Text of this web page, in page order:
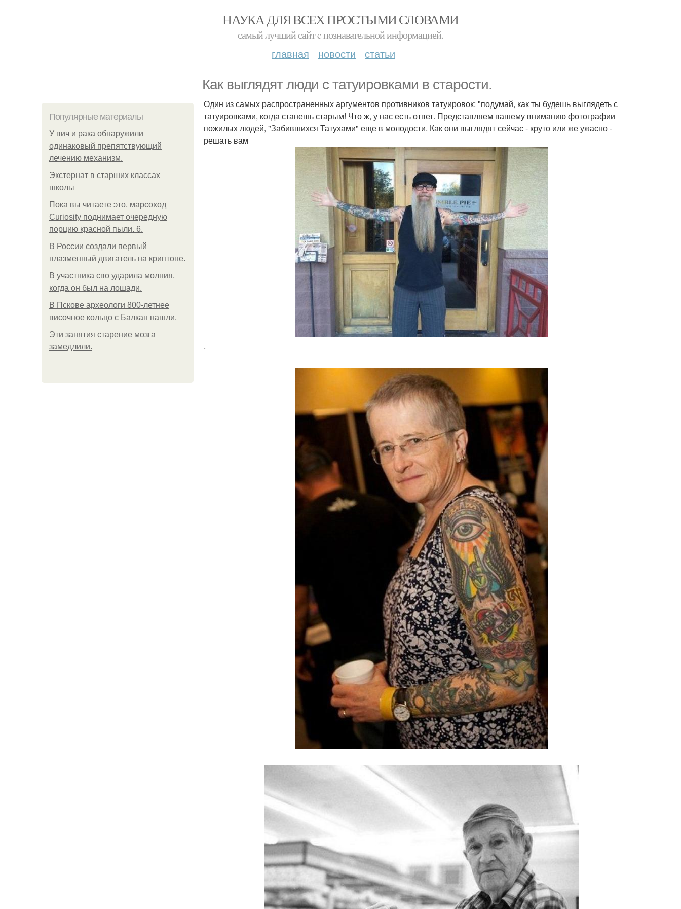
НАУКА ДЛЯ ВСЕХ ПРОСТЫМИ СЛОВАМИ
самый лучший сайт c познавательной информацией.
главная новости статьи
Как выглядят люди с татуировками в старости.
Популярные материалы
У вич и рака обнаружили
одинаковый препятствующий
лечению механизм.
Экстернат в старших классах
школы
Пока вы читаете это, марсоход
Curiosity поднимает очередную
порцию красной пыли. 6.
В России создали первый
плазменный двигатель на криптоне.
В участника сво ударила молния,
когда он был на лошади.
В Пскове археологи 800-летнее
височное кольцо с Балкан нашли.
Эти занятия старение мозга
замедлили.
Один из самых распространенных аргументов противников татуировок: "подумай, как ты будешь выглядеть с
татуировками, когда станешь старым! Что ж, у нас есть ответ. Представляем вашему вниманию фотографии
пожилых людей, "Забившихся Татухами" еще в молодости. Как они выглядят сейчас - круто или же ужасно -
решать вам
.